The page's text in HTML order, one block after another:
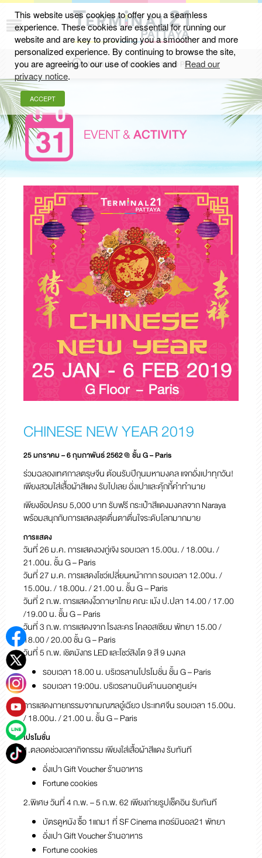
MON-SUN 11.00 AM - 10.00 PM
EVENT &ACTIVITY
CHINESE NEW YEAR 2019
25 มกราคม – 6 กุมภาพันธ์ 2562 @ ชั้น G – Paris
ร่วมฉลองเทศกาลตรุษจีน ต้อนรับปีกุนมหามงคล แจกอั่งเปาทุกวัน!
เพียงสวมใส่เสื้อผ้าสีแดงรับไปเลย อั่งเปาและคุ้กกี้คำทำนาย
เพียงช้อปครบ 5,000 บาท รับฟรี กระเป๋าสีแดงมงคลจาก Naraya
พร้อมสนุกกับการแสดงสุดตื่นตาตื่นใจระดับโลกมากมาย
การแสดง
วันที่ 26 ม.ค. การแสดงวงกู่เจิง รอบเวลา 15.00น. / 18.00น. /
21.00น. ชั้น G – Paris
วันที่ 27 ม.ค. การแสดงโชว์เปลี่ยนหน้ากาก รอบเวลา 12.00น. /
15.00น. / 18.00น. / 21.00 น.ชั้น G – Paris
วันที่ 2 ก.พ. การแสดงงิ้วภาษาไทย คณะ เม้ง ป.ปลา 14.00 / 17.00
/19.00 น. ชั้น G – Paris
วันที่ 3 ก.พ. การแสดงจาก โรงละคร โคลอสเซียม พัทยา 15.00 /
18.00 / 20.00 ชั้น G – Paris
วันที่ 5 ก.พ. เชิตมังกร LED และโชว์สิงโต 9 สี 9 มงคล
รอบเวลา 18.00 น. บริเวรลานโปรโมชั่น ชั้น G – Paris
รอบเวลา 19:00น. บริเวรลานบินด้านนอกศูนย์ฯ
การแสดงกายกรรมจากมณฑลอู๋เฉียว ประเทศจีน รอบเวลา 15.00น.
/ 18.00น. / 21.00 น.ชั้น G – Paris
โปรโมชั่น
1.ตลอดช่วงเวลากิจกรรม เพียงใส่เสื้อผ้าสีแดง รับทันที
อั่งเปา Gift Voucher ร้านอาหาร
Fortune cookies
2.พิเศษ วันที่ 4 ก.พ. – 5 ก.พ. 62 เพียงถ่ายรูปเช็คอิน รับทันที
บัตรดูหนัง ซื้อ 1แถม1 ที่ SF Cinema เทอร์มินอล21 พัทยา
อั่งเปา Gift Voucher ร้านอาหาร
Fortune cookies
This website uses cookies to offer you a seamless
experience. These cookies are essential for running our
website and are key to providing you a smoother and more
personalized experience. By continuing to browse the site,
you are agreeing to our use of cookies and
Read our
privacy notice.
ACCEPT